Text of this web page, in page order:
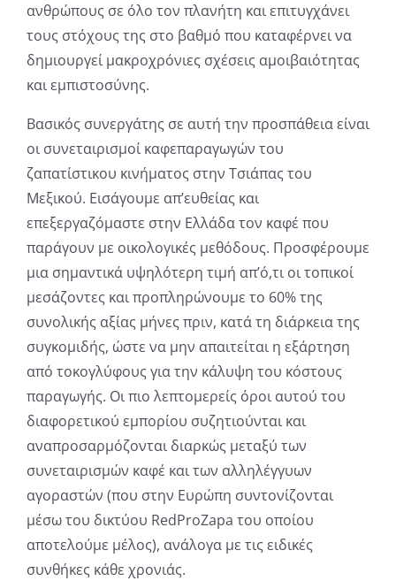
ανθρώπους σε όλο τον πλανήτη και επιτυγχάνει
τους στόχους της στο βαθμό που καταφέρνει να
δημιουργεί μακροχρόνιες σχέσεις αμοιβαιότητας
και εμπιστοσύνης.
Βασικός συνεργάτης σε αυτή την προσπάθεια είναι
οι συνεταιρισμοί καφεπαραγωγών του
ζαπατίστικου κινήματος στην Τσιάπας του
Μεξικού. Εισάγουμε απ’ευθείας και
επεξεργαζόμαστε στην Ελλάδα τον καφέ που
παράγουν με οικολογικές μεθόδους. Προσφέρουμε
μια σημαντικά υψηλότερη τιμή απ’ό,τι οι τοπικοί
μεσάζοντες και προπληρώνουμε το 60% της
συνολικής αξίας μήνες πριν, κατά τη διάρκεια της
συγκομιδής, ώστε να μην απαιτείται η εξάρτηση
από τοκογλύφους για την κάλυψη του κόστους
παραγωγής. Οι πιο λεπτομερείς όροι αυτού του
διαφορετικού εμπορίου συζητιούνται και
αναπροσαρμόζονται διαρκώς μεταξύ των
συνεταιρισμών καφέ και των αλληλέγγυων
αγοραστών (που στην Ευρώπη συντονίζονται
μέσω του δικτύου RedProZapa του οποίου
αποτελούμε μέλος), ανάλογα με τις ειδικές
συνθήκες κάθε χρονιάς.